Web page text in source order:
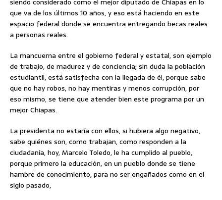
que va de los últimos 10 años, y eso está haciendo en este
espacio federal donde se encuentra entregando becas reales
a personas reales.
La mancuerna entre el gobierno federal y estatal, son ejemplo
de trabajo, de madurez y de conciencia; sin duda la población
estudiantil, está satisfecha con la llegada de él, porque sabe
que no hay robos, no hay mentiras y menos corrupción, por
eso mismo, se tiene que atender bien este programa por un
mejor Chiapas.
La presidenta no estaría con ellos, si hubiera algo negativo,
sabe quiénes son, como trabajan, como responden a la
ciudadanía, hoy, Marcelo Toledo, le ha cumplido al pueblo,
porque primero la educación, en un pueblo donde se tiene
hambre de conocimiento, para no ser engañados como en el
siglo pasado,